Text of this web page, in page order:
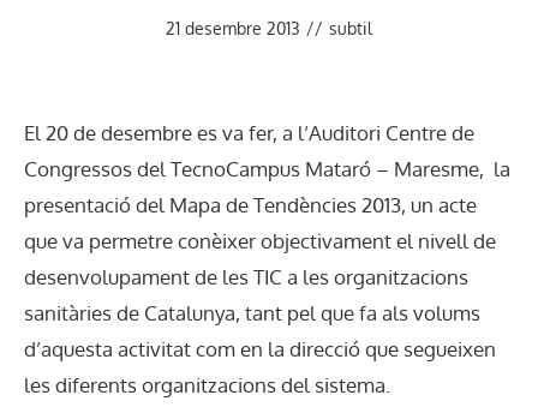
21 desembre 2013 // subtil
El 20 de desembre es va fer, a l’Auditori Centre de
Congressos del TecnoCampus Mataró – Maresme, la
presentació del Mapa de Tendències 2013, un acte
que va permetre conèixer objectivament el nivell de
desenvolupament de les TIC a les organitzacions
sanitàries de Catalunya, tant pel que fa als volums
d’aquesta activitat com en la direcció que segueixen
les diferents organitzacions del sistema.